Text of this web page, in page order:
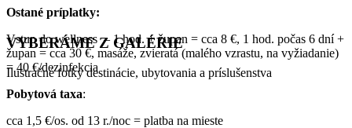
Ostané príplatky:
Vstup do wellness – 1 hod. + župan = cca 8 €, 1 hod. počas 6 dní +
župan = cca 30 €, masáže, zvieratá (malého vzrastu, na vyžiadanie)
= 40 €/dezinfekcia
Pobytová taxa:
cca 1,5 €/os. od 13 r./noc = platba na mieste
VYBERÁME Z GALÉRIE
Ilustračné fotky destinácie, ubytovania a príslušenstva